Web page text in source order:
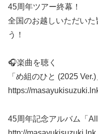
45周年ツアー終幕！
全国のお越しいただい
う！
🎧楽曲を聴く
「め組のひと (2025 Ver.)
https://
45周年記念アルバム「All